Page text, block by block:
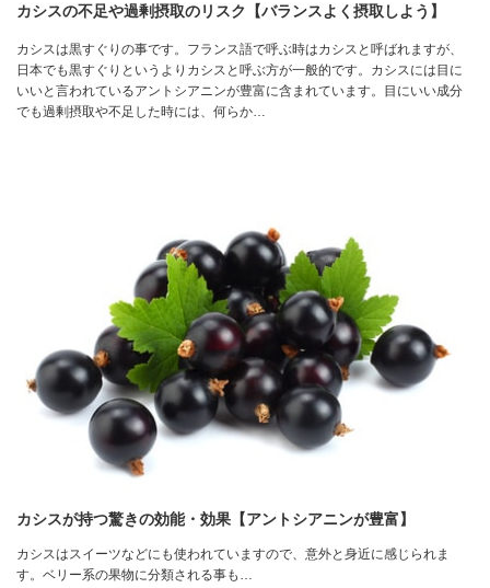
カシスの不足や過剰摂取のリスク【バランスよく摂取しよう】
カシスは黒すぐりの事です。フランス語で呼ぶ時はカシスと呼ばれますが、
日本でも黒すぐりというよりカシスと呼ぶ方が一般的です。カシスには目に
いいと言われているアントシアニンが豊富に含まれています。目にいい成分
でも過剰摂取や不足した時には、何らか…
カシスが持つ驚きの効能・効果【アントシアニンが豊富】
カシスはスイーツなどにも使われていますので、意外と身近に感じられま
す。ベリー系の果物に分類される事も…